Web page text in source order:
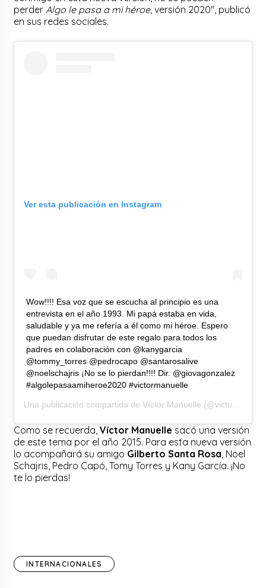
perder Algo le pasa a mi héroe, versión 2020″, publicó
en sus redes sociales.
Ver esta publicación en Instagram
Wow!!!! Esa voz que se escucha al principio es una
entrevista en el año 1993. Mi papá estaba en vida,
saludable y ya me refería a él como mi héroe. Espero
que puedan disfrutar de este regalo para todos los
padres en colaboración con @kanygarcia
@tommy_torres @pedrocapo @santarosalive
@noelschajris ¡No se lo pierdan!!!! Dir. @giovagonzalez
#algolepasaamiheroe2020 #victormanuelle
Una publicación compartida deVíctor Manuelle (@victormanuelleonline) el
Como se recuerda,Víctor Manuelle sacó una versión
de este tema por el año 2015. Para esta nueva versión
lo acompañará su amigo Gilberto Santa Rosa , Noel
Schajris, Pedro Capó, Tomy Torres y Kany García. ¡No
te lo pierdas!
INTERNACIONALES